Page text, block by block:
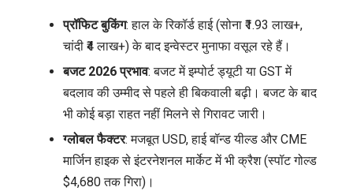
प्रॉफिट बुकिंग: हाल के रिकॉर्ड हाई (सोना ₹1.93 लाख+,
चांदी ₹4 लाख+) के बाद इन्वेस्टर मुनाफा वसूल रहे हैं।
बजट 2026 प्रभाव: बजट में इम्पोर्ट ड्यूटी या GST में
बदलाव की उम्मीद से पहले ही बिकवाली बढ़ी। बजट के बाद
भी कोई बड़ा राहत नहीं मिलने से गिरावट जारी।
ग्लोबल फैक्टर: मजबूत USD, हाई बॉन्ड यील्ड और CME
मार्जिन हाइक से इंटरनेशनल मार्केट में भी क्रैश (स्पॉट गोल्ड
$4,680 तक गिरा)।